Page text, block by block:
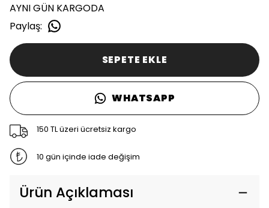
AYNI GÜN KARGODA
Paylaş:
SEPETE EKLE
WHATSAPP
150 TL üzeri ücretsiz kargo
10 gün içinde iade değişim
Ürün Açıklaması